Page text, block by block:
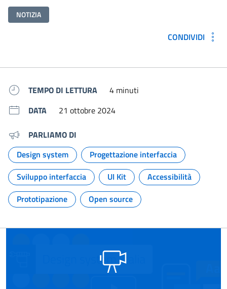
NOTIZIA
CONDIVIDI
TEMPO DI LETTURA
4 minuti
DATA
21 ottobre 2024
PARLIAMO DI
Argomento:
Design system
Argomento:
Progettazione interfaccia
Argomento:
Sviluppo interfaccia
Argomento:
UI Kit
Argomento:
Accessibilità
Argomento:
Prototipazione
Argomento:
Open source